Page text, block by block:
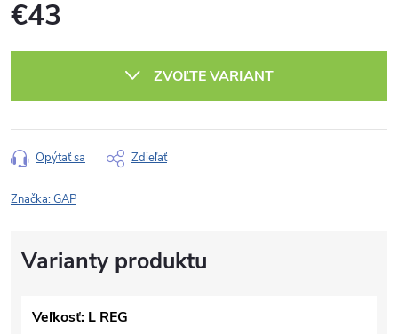
€43
ZVOĽTE VARIANT
Opýtať sa Zdieľať
Značka:GAP
Veľkosť: L REG